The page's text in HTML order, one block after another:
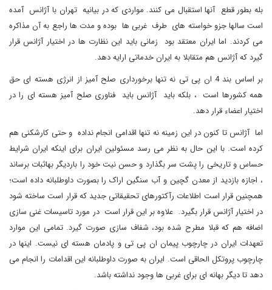
بله بطور قطع آنها استقبال می کنند. مواردی که در بیانیه تهران با آژانس آمده
است سالها جزو خواسته های طرف غربی ها بوده و مدت ها راجع به آن مذاکره
می کردند. اما ایران معتقد بود زمانی باید این نظارت ها در اختیار آژانس قرار
گیرد که آژانس هم متقابلا به ایران خدماتی ارایه دهد.
بر اساس بند 4 ان پی تی نه تنها برخورداری صلح آمیز از انرژی هسته ای حق
همه کشورها است ، بلکه باید آژانس باید فناوری صلح آمیز هسته ای را در
اختیار اعضاء قرار دهد.
اما آژانس تا کنون در این زمینه نه تنها اقدامی انجام نداده و حتی کارشکنی هم
کرده است. با این حال به نظر می رسد مسئولین ایران برای اینکه ایران شرایط
حساس و تاریخی را پشت سر بگذارد و حسن نیت خود را باردیگر بهاثبات برساند
، اجازه بازدید از معدن گچین و آب سنگین اراک را بصورت داوطلبانه داده است؛
همچنین قرار است اطلاعات رآکتورهای تحقیقاتی جدید که قرار است ساخته شود
در اختیار آژانس قرار بگیرد. علاوه بر این قرار است در مورد تاسیسات غنی سازی
اضافه هم که قبلا مطرح شده بود، شفاف سازی صورت گیرد. تمامی این موارد
تعهدات ایران در چارچوب پیمان ان پی تی و پادمان هسته ای نیست. اینها در
چارچوب پروتکل الحاقی است. ایران به صورت داوطلبانه این اقدامات را انجام می
دهد تا دیگر بهانه ای برای غربی ها وجود نداشته باشد.